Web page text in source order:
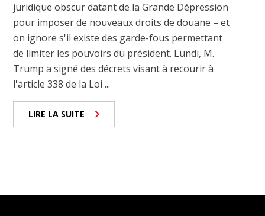
juridique obscur datant de la Grande Dépression
pour imposer de nouveaux droits de douane – et
on ignore s'il existe des garde-fous permettant
de limiter les pouvoirs du président. Lundi, M.
Trump a signé des décrets visant à recourir à
l'article 338 de la Loi ...
LIRE LA SUITE